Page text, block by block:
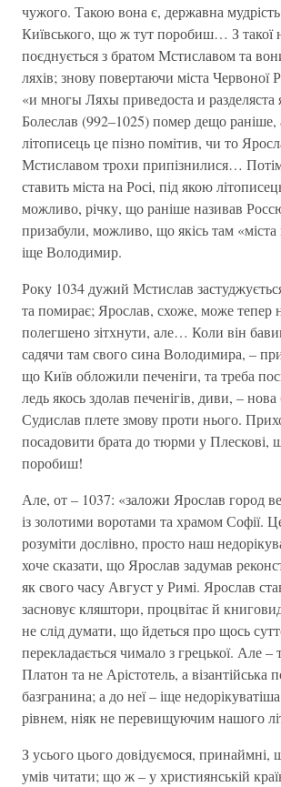
чужого. Такою вона є, державна мудрість
Київського, що ж тут поробиш… З такої
поєднується з братом Мстиславом та
ляхів; знову повертаючи міста Червоної
«и многы Ляхы приведоста и разделяста
Болеслав (992–1025) помер дещо
літописець це пізно помітив, чи то
Мстиславом трохи припізнилися…
ставить міста на Росі, під якою
можливо, річку, що раніше називав
призабули, можливо, що якісь там «міста
іще Володимир.
Року 1034 дужий Мстислав
та помирає; Ярослав, схоже, може тепер
полегшено зітхнути, але… Коли він
садячи там свого сина Володимира, –
що Київ обложили печеніги, та треба
ледь якось здолав печенігів, диви, – нова
Судислав плете змову проти нього.
посадовити брата до тюрми у Плескові,
поробиш!
Але, от – 1037: «заложи Ярослав город
із золотими воротами та храмом Софії.
розуміти дослівно, просто наш
хоче сказати, що Ярослав задумав
як свого часу Август у Римі. Ярослав
засновує кляштори, процвітає й
не слід думати, що йдеться про щось
перекладається чимало з грецької. Але –
Платон та не Арістотель, а візантійська
базгранина; а до неї – іще
рівнем, ніяк не перевищуючим нашого
З усього цього довідуємося, принаймні,
умів читати; що ж – у християнській